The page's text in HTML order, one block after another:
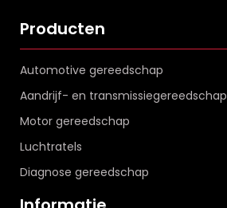
Producten
Automotive gereedschap
Aandrijf- en transmissiegereedschap
Motor gereedschap
Luchtratels
Diagnose gereedschap